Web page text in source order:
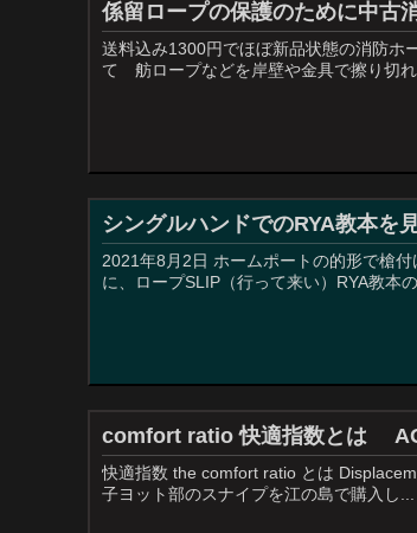
係留ロープの保護のために中古
送料込み1300円でほぼ新品状態の消防ホ
て 舫ロープなどを岸壁や金具で擦り切
シングルハンドでのRYA教本を
2021年8月2日 ホームポートの的形で槍
に、ロープSLIP（行って来い）RYA教本
comfort ratio 快適指数とは
快適指数 the comfort ratio とは
子ヨット部のスナイプを江の島で購入し...